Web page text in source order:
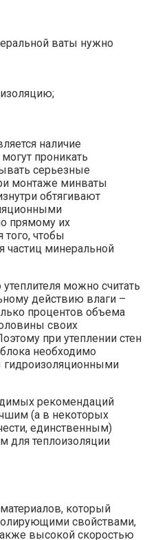
ваты нужно
наличие
проникать
серьезные
монтаже минваты
обтягивают
прямому их
того, чтобы
частиц минеральной
можно считать
действию влаги –
процентов объема
своих
при утеплении стен
необходимо
рекомендаций
(а в некоторых
единственным)
для теплоизоляции
который
свойствами,
высокой скоростью